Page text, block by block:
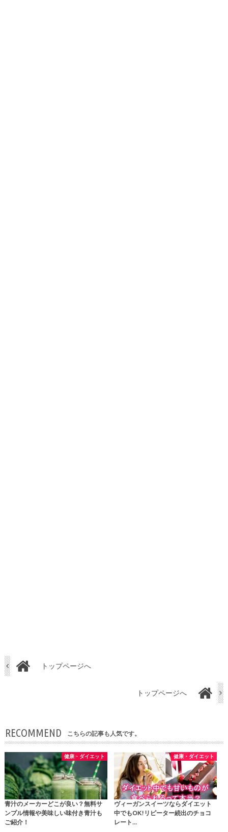
トップページへ
トップページへ
RECOMMEND こちらの記事も人気です。
健康・ダイエット
青汁のメーカーどこが良い？無料サ
ンプル情報や美味しい味付き青汁も
ご紹介！
健康・ダイエット
ヴィーガンスイーツならダイエット
中でもOK!リピーター続出のチョコ
レート…